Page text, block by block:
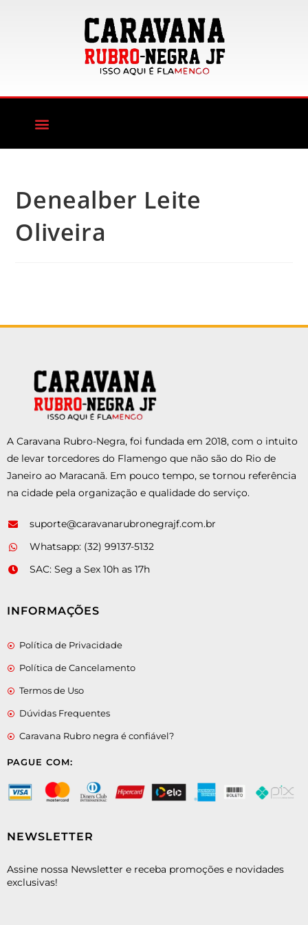
Denealber Leite
Oliveira
A Caravana Rubro-Negra, foi fundada em 2018, com o intuito
de levar torcedores do Flamengo que não são do Rio de
Janeiro ao Maracanã. Em pouco tempo, se tornou referência
na cidade pela organização e qualidade do serviço.
suporte@caravanarubronegrajf.com.br
Whatsapp: (32) 99137-5132
SAC: Seg a Sex 10h as 17h
INFORMAÇÕES
Política de Privacidade
Política de Cancelamento
Termos de Uso
Dúvidas Frequentes
Caravana Rubro negra é confiável?
PAGUE COM:
NEWSLETTER
Assine nossa Newsletter e receba promoções e novidades
exclusivas!